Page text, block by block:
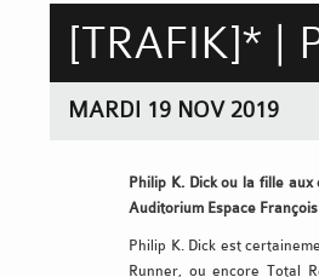
[TRAFIK]* |
MARDI 19 NOV 2019
Philip K. Dick ou la fille
Auditorium Espace
Philip K. Dick est
Runner, ou encore Total